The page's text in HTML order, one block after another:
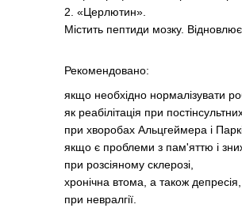
2. «Церлютин».
Містить пептиди мозку.
Рекомендовано:
якщо необхідно нормалізувати
як реабілітація при
при хворобах Альцгеймера і
якщо є проблеми з пам'яттю і
при розсіяному склерозі,
хронічна втома, а також депресія,
при невралгії.